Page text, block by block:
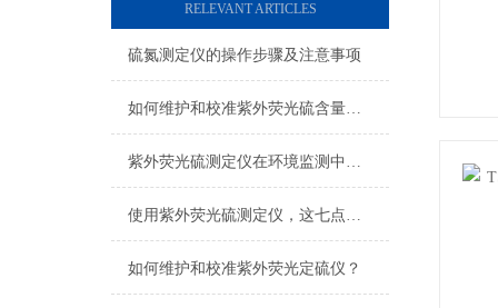
RELEVANT ARTICLES
硫氮测定仪的操作步骤及注意事项
如何维护和校准紫外荧光硫含量测定仪？
紫外荧光硫测定仪在环境监测中的实际应用
使用紫外荧光硫测定仪，这七点必须注意！
如何维护和校准紫外荧光定硫仪？